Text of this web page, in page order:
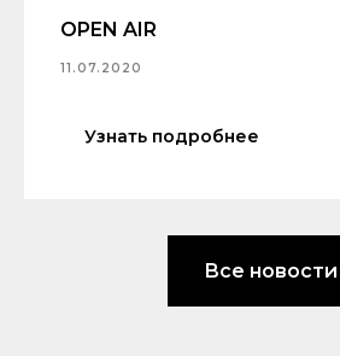
OPEN AIR
11.07.2020
Узнать подробнее
Все новости